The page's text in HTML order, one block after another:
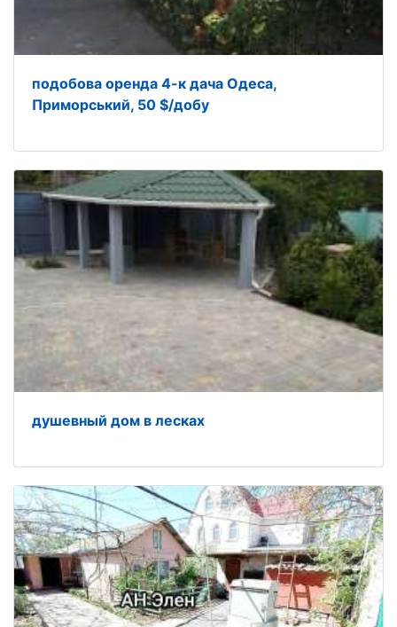
подобова оренда 4-к дача Одеса,
Приморський, 50 $/добу
душевный дом в лесках